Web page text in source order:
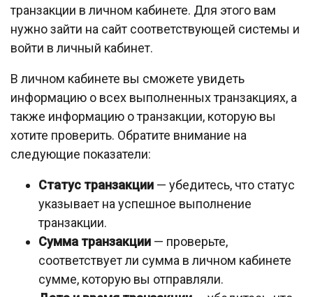
транзакции в личном кабинете. Для этого вам
нужно зайти на сайт соответствующей системы и
войти в личный кабинет.
В личном кабинете вы сможете увидеть
информацию о всех выполненных транзакциях, а
также информацию о транзакции, которую вы
хотите проверить. Обратите внимание на
следующие показатели:
Статус транзакции — убедитесь, что статус
указывает на успешное выполнение
транзакции.
Сумма транзакции — проверьте,
соответствует ли сумма в личном кабинете
сумме, которую вы отправляли.